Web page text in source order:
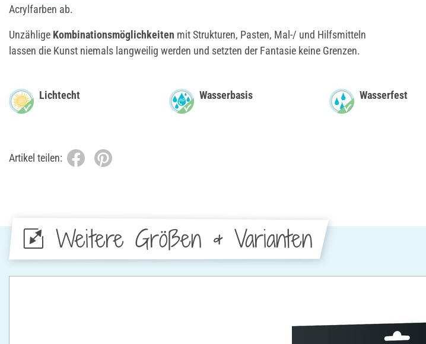
Acrylfarben ab.
Unzählige Kombinationsmöglichkeiten mit Strukturen, Pasten, Mal-/ und Hilfsmitteln
lassen die Kunst niemals langweilig werden und setzten der Fantasie keine Grenzen.
Lichtecht Wasserbasis Wasserfest
Artikel teilen:
Weitere Größen & Varianten